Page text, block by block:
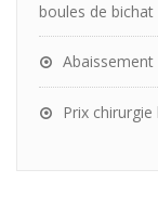
boules de bichat
Prix